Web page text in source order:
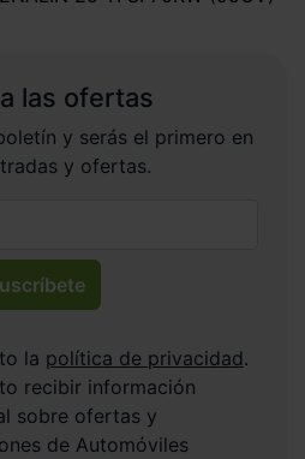
las ofertas
y serás el primero en
y ofertas.
la política de privacidad.
recibir información
sobre ofertas y
de Automóviles